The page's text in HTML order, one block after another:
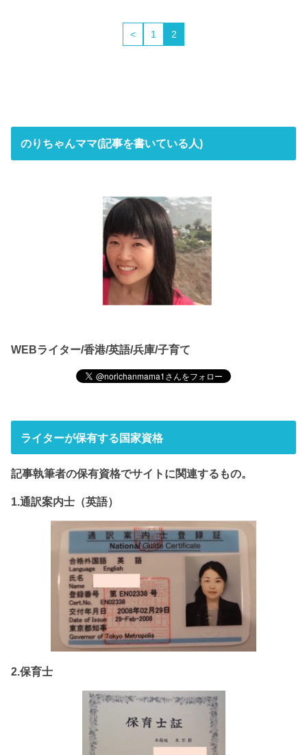
< 1 2
のりちゃんママ(記事を書いている人)
WEBライター/香港/英語/兵庫/子育て
ライターが保有する国家資格
記事執筆者の保有資格でサイト に関連するもの。
1.通訳案内士（英語）
2.保育士